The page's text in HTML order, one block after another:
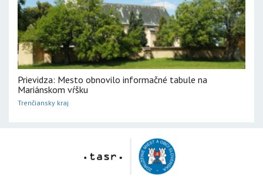
Prievidza: Mesto obnovilo informačné tabule na
Mariánskom vŕšku
Trenčiansky kraj